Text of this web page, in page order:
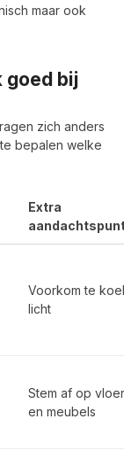
maar ook
goed bij
zich anders
bepalen welke
Extra
Voorkom te koel
licht
Stem af op vloer
en meubels